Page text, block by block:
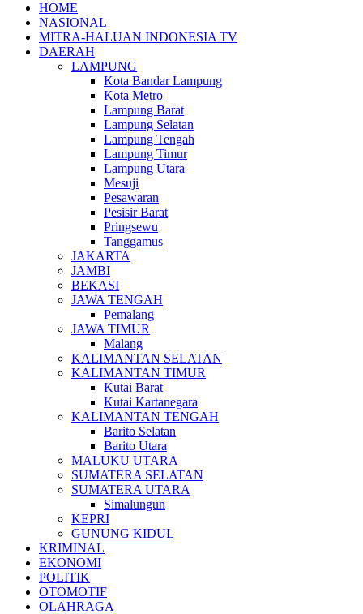
HOME
NASIONAL
MITRA-HALUAN INDONESIA TV
DAERAH
LAMPUNG
Kota Bandar Lampung
Kota Metro
Lampung Barat
Lampung Selatan
Lampung Tengah
Lampung Timur
Lampung Utara
Mesuji
Pesawaran
Pesisir Barat
Pringsewu
Tanggamus
JAKARTA
JAMBI
BEKASI
JAWA TENGAH
Pemalang
JAWA TIMUR
Malang
KALIMANTAN SELATAN
KALIMANTAN TIMUR
Kutai Barat
Kutai Kartanegara
KALIMANTAN TENGAH
Barito Selatan
Barito Utara
MALUKU UTARA
SUMATERA SELATAN
SUMATERA UTARA
Simalungun
KEPRI
GUNUNG KIDUL
KRIMINAL
EKONOMI
POLITIK
OTOMOTIF
OLAHRAGA